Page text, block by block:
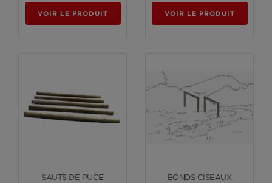
VOIR LE PRODUIT VOIR LE PRODUIT
Voir plus
SAUTS DE PUCE Voir plus
BONDS CISEAUX